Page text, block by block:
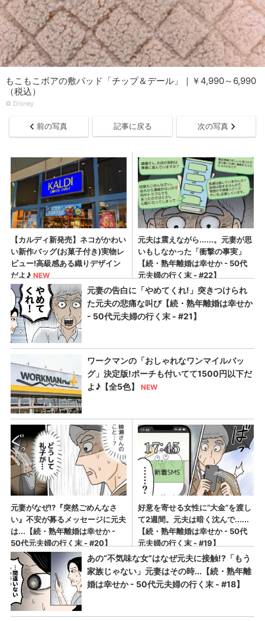
もこもこボアの敷パッド「チップ＆デール」｜￥4,990～6,990
（税込）
© Disney
前の写真 記事に戻る 次の写真